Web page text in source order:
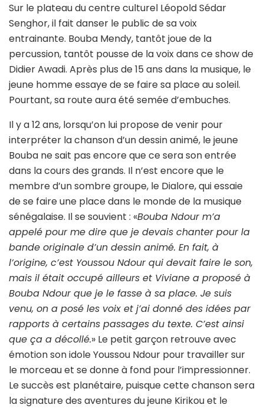
Sur le plateau du centre culturel Léopold Sédar
Senghor, il fait danser le public de sa voix
entrainante. Bouba Mendy, tantôt joue de la
percussion, tantôt pousse de la voix dans ce show de
Didier Awadi. Après plus de 15 ans dans la musique, le
jeune homme essaye de se faire sa place au soleil.
Pourtant, sa route aura été semée d’embuches.
Il y a 12 ans, lorsqu’on lui propose de venir pour
interpréter la chanson d’un dessin animé, le jeune
Bouba ne sait pas encore que ce sera son entrée
dans la cours des grands. Il n’est encore que le
membre d’un sombre groupe, le Dialore, qui essaie
de se faire une place dans le monde de la musique
sénégalaise. Il se souvient : «Bouba Ndour m’a
appelé pour me dire que je devais chanter pour la
bande originale d’un dessin animé. En fait, à
l’origine, c’est Youssou Ndour qui devait faire le son,
mais il était occupé ailleurs et Viviane a proposé à
Bouba Ndour que je le fasse à sa place. Je suis
venu, on a posé les voix et j’ai donné des idées par
rapports à certains passages du texte. C’est ainsi
que ça a décollé.» Le petit garçon retrouve avec
émotion son idole Youssou Ndour pour travailler sur
le morceau et se donne à fond pour l’impressionner.
Le succès est planétaire, puisque cette chanson sera
la signature des aventures du jeune Kirikou et le